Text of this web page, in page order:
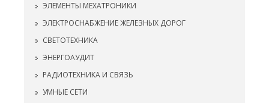
ЭЛЕМЕНТЫ МЕХАТРОНИКИ
ЭЛЕКТРОСНАБЖЕНИЕ ЖЕЛЕЗНЫХ ДОРОГ
СВЕТОТЕХНИКА
ЭНЕРГОАУДИТ
РАДИОТЕХНИКА И СВЯЗЬ
УМНЫЕ СЕТИ